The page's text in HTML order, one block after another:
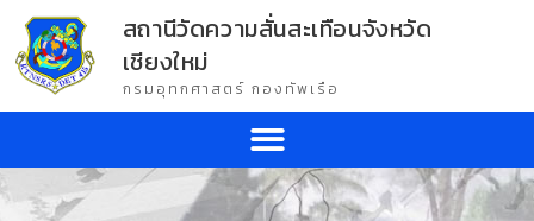
สถานีวัดความสั่นสะเทือนจังหวัด
เชียงใหม่
กรมอุทกศาสตร์ กองทัพเรือ